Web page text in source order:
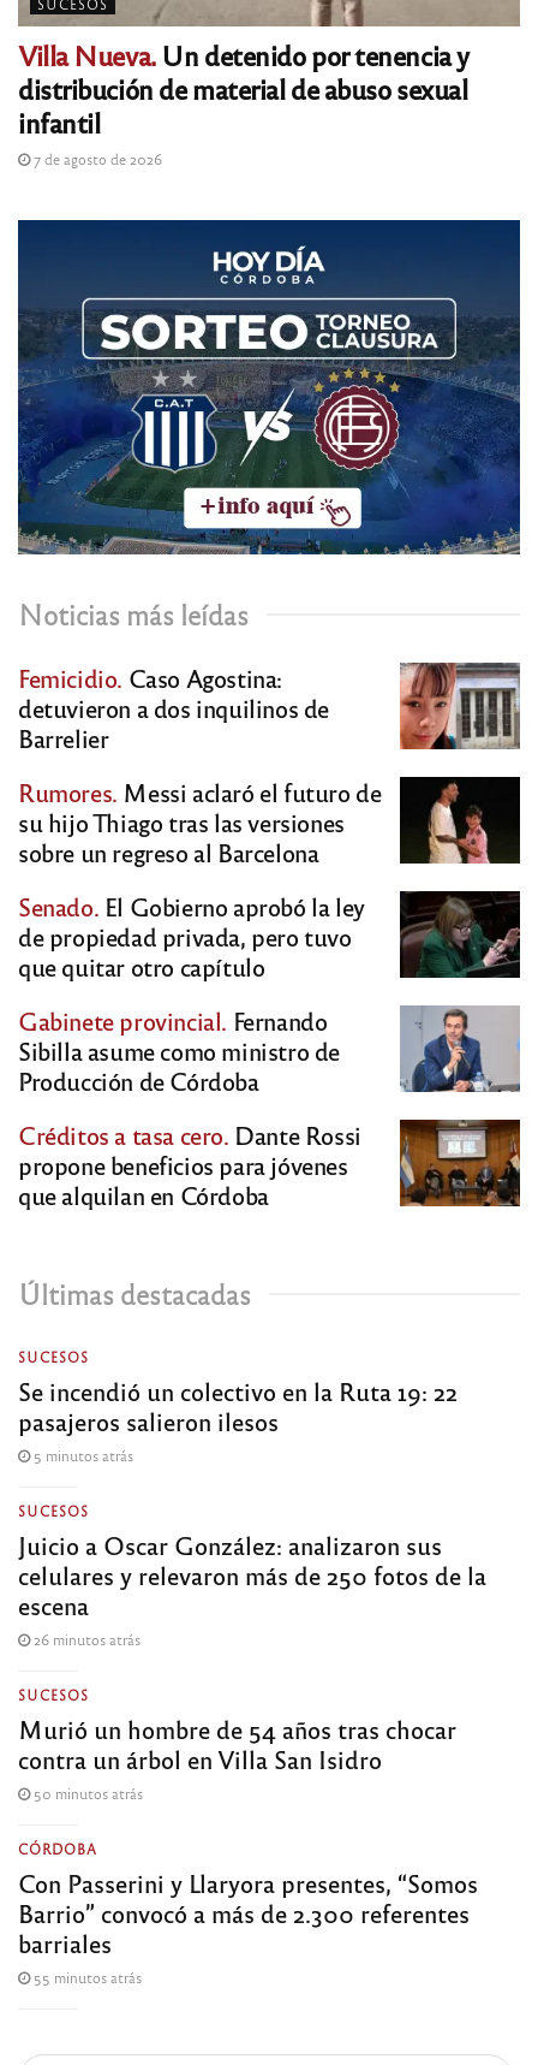
SUCESOS
Villa Nueva.Un detenido por tenencia y
distribución de material de abuso sexual
infantil
7 de agosto de 2026
Noticias más leídas
Femicidio. Caso Agostina:
detuvieron a dos inquilinos de
Barrelier
Rumores. Messi aclaró el futuro de
su hijo Thiago tras las versiones
sobre un regreso al Barcelona
Senado. El Gobierno aprobó la ley
de propiedad privada, pero tuvo
que quitar otro capítulo
Gabinete provincial. Fernando
Sibilla asume como ministro de
Producción de Córdoba
Créditos a tasa cero. Dante Rossi
propone beneficios para jóvenes
que alquilan en Córdoba
Últimas destacadas
SUCESOS
Se incendió un colectivo en la Ruta 19: 22
pasajeros salieron ilesos
5 minutos atrás
SUCESOS
Juicio a Oscar González: analizaron sus
celulares y relevaron más de 250 fotos de la
escena
26 minutos atrás
SUCESOS
Murió un hombre de 54 años tras chocar
contra un árbol en Villa San Isidro
50 minutos atrás
CÓRDOBA
Con Passerini y Llaryora presentes, “Somos
Barrio” convocó a más de 2.300 referentes
barriales
55 minutos atrás